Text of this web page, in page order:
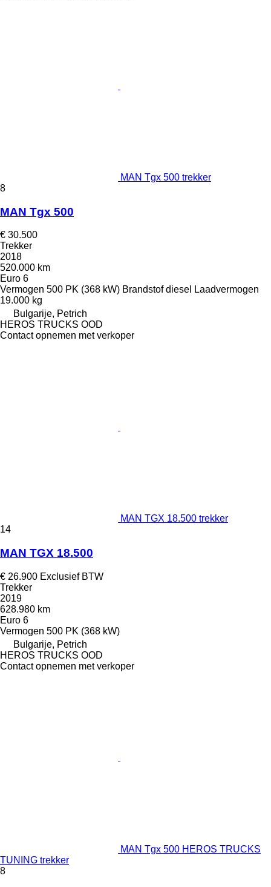
MAN Tgx 500 trekker
8
MAN Tgx 500
€ 30.500
Trekker
2018
520.000 km
Euro 6
Vermogen 500 PK (368 kW) Brandstof diesel
Laadvermogen
19.000 kg
Bulgarije, Petrich
HEROS TRUCKS OOD
Contact opnemen met verkoper
MAN TGX 18.500 trekker
14
MAN TGX 18.500
€ 26.900 Exclusief BTW
Trekker
2019
628.980 km
Euro 6
Vermogen 500 PK (368 kW)
Bulgarije, Petrich
HEROS TRUCKS OOD
Contact opnemen met verkoper
MAN Tgx 500 HEROS TRUCKS
TUNING trekker
8